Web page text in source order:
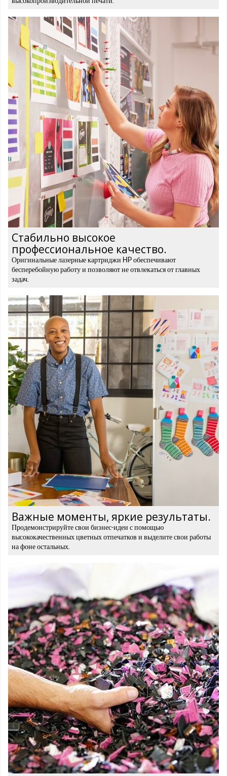
Стабильно высокое
профессиональное качество.
Оригинальные лазерные картриджи HP обеспечивают
бесперебойную работу и позволяют не отвлекаться от главных
задач.
Важные моменты, яркие результаты.
Продемонстрируйте свои бизнес-идеи с помощью
высококачественных цветных отпечатков и выделите свои работы
на фоне остальных.